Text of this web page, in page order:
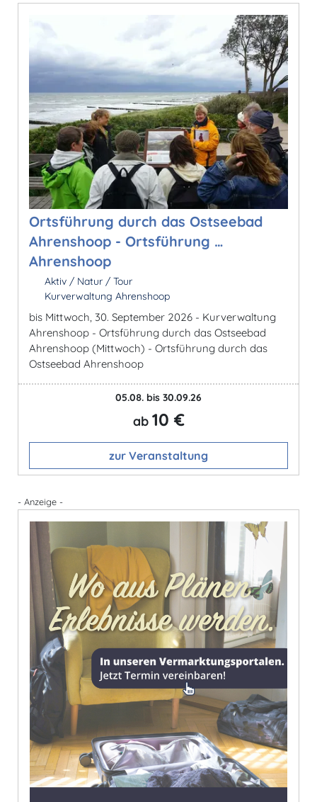
Ortsführung durch das Ostseebad
Ahrenshoop - Ortsführung …
Ahrenshoop
Aktiv / Natur / Tour
Kurverwaltung Ahrenshoop
bis Mittwoch, 30. September 2026 - Kurverwaltung
Ahrenshoop - Ortsführung durch das Ostseebad
Ahrenshoop (Mittwoch) - Ortsführung durch das
Ostseebad Ahrenshoop
05.08. bis 30.09.26
ab 10 €
zur Veranstaltung
- Anzeige -